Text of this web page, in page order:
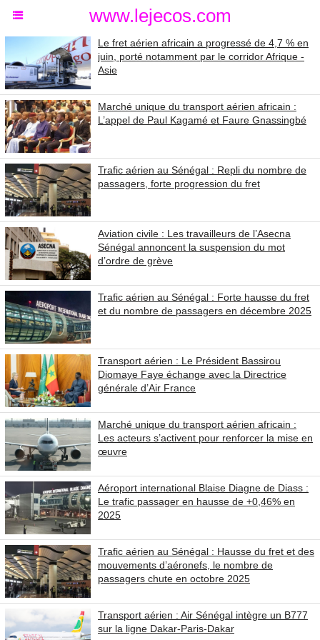
www.lejecos.com
Le fret aérien africain a progressé de 4,7 % en
juin, porté notamment par le corridor Afrique -
Asie
Marché unique du transport aérien africain :
L’appel de Paul Kagamé et Faure Gnassingbé
Trafic aérien au Sénégal : Repli du nombre de
passagers, forte progression du fret
Aviation civile : Les travailleurs de l’Asecna
Sénégal annoncent la suspension du mot
d’ordre de grève
Trafic aérien au Sénégal : Forte hausse du fret
et du nombre de passagers en décembre 2025
Transport aérien : Le Président Bassirou
Diomaye Faye échange avec la Directrice
générale d’Air France
Marché unique du transport aérien africain :
Les acteurs s’activent pour renforcer la mise en
œuvre
Aéroport international Blaise Diagne de Diass :
Le trafic passager en hausse de +0,46% en
2025
Trafic aérien au Sénégal : Hausse du fret et des
mouvements d’aéronefs, le nombre de
passagers chute en octobre 2025
Transport aérien : Air Sénégal intègre un B777
sur la ligne Dakar-Paris-Dakar